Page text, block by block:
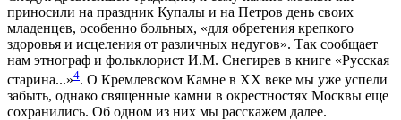
приносили на праздник Купалы и на Петров день своих
младенцев, особенно больных, «для обретения крепкого
здоровья и исцеления от различных недугов». Так сообщает
нам этнограф и фольклорист И.М. Снегирев в книге «Русская
старина...»4. О Кремлевском Камне в XX веке мы уже успели
забыть, однако священные камни в окрестностях Москвы еще
сохранились. Об одном из них мы расскажем далее.